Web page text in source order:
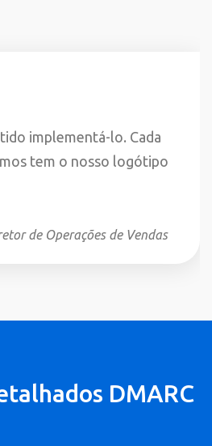
implementá-lo. Cada
tem o nosso logótipo
de Operações de Vendas
DMARC